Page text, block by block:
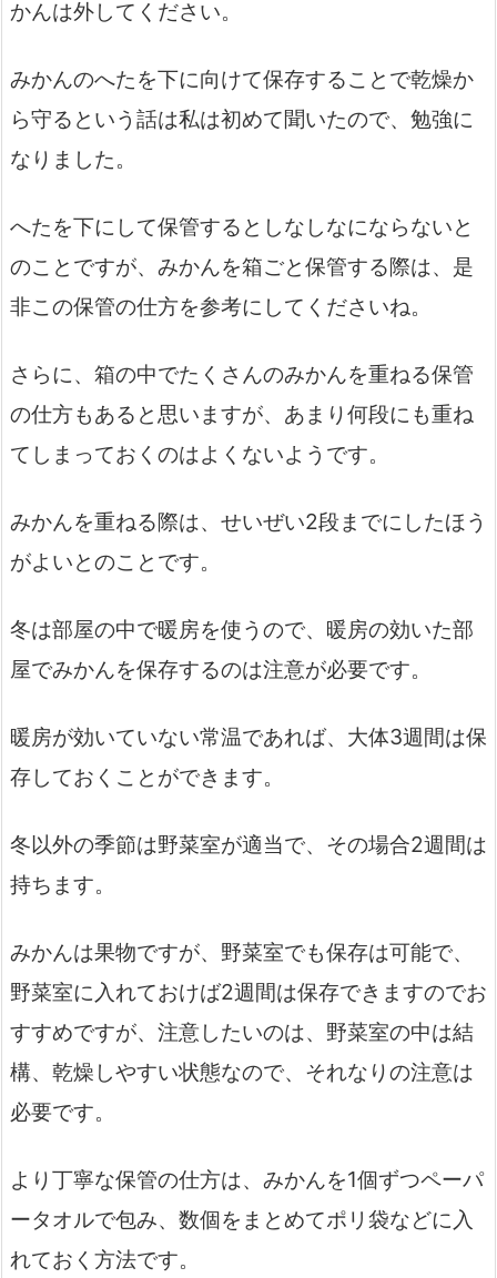
かんは外してください。
みかんのへたを下に向けて保存することで乾燥か
ら守るという話は私は初めて聞いたので、勉強に
なりました。
へたを下にして保管するとしなしなにならないと
のことですが、みかんを箱ごと保管する際は、是
非この保管の仕方を参考にしてくださいね。
さらに、箱の中でたくさんのみかんを重ねる保管
の仕方もあると思いますが、あまり何段にも重ね
てしまっておくのはよくないようです。
みかんを重ねる際は、せいぜい2段までにしたほう
がよいとのことです。
冬は部屋の中で暖房を使うので、暖房の効いた部
屋でみかんを保存するのは注意が必要です。
暖房が効いていない常温であれば、大体3週間は保
存しておくことができます。
冬以外の季節は野菜室が適当で、その場合2週間は
持ちます。
みかんは果物ですが、野菜室でも保存は可能で、
野菜室に入れておけば2週間は保存できますのでお
すすめですが、注意したいのは、野菜室の中は結
構、乾燥しやすい状態なので、それなりの注意は
必要です。
より丁寧な保管の仕方は、みかんを1個ずつペーパ
ータオルで包み、数個をまとめてポリ袋などに入
れておく方法です。